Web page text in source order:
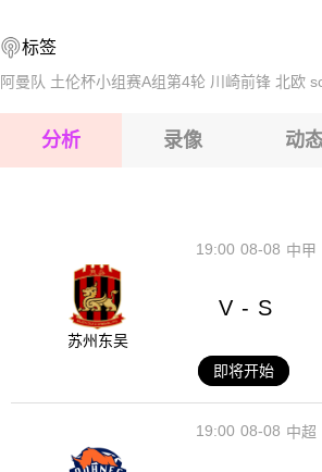
2026-08-16 【冰岛甲】 嘉德维克
标签
阿曼队 土伦杯小组赛A组第4轮 川崎前锋 北欧
分析 录像 动
08-08
19:00 中甲
苏州东吴
V - S
即将开始
08-08
19:00 中超